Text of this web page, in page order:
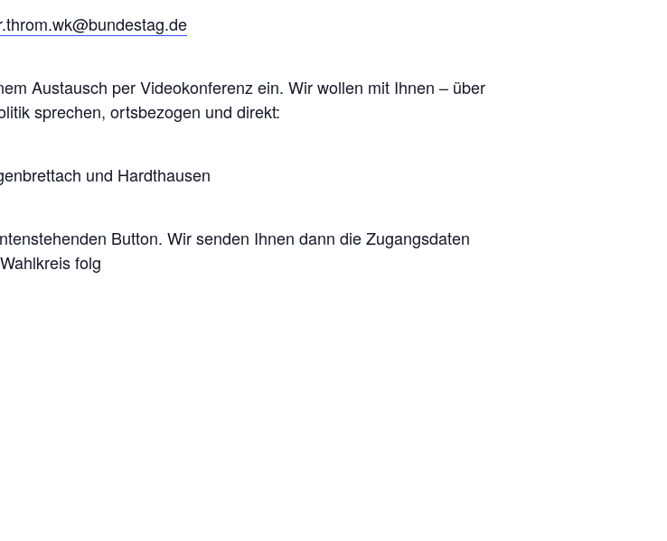
Austausch per Videokonferenz ein. Wir wollen mit Ihnen – über
sprechen, ortsbezogen und direkt:
und Hardthausen
Button. Wir senden Ihnen dann die Zugangsdaten
folg